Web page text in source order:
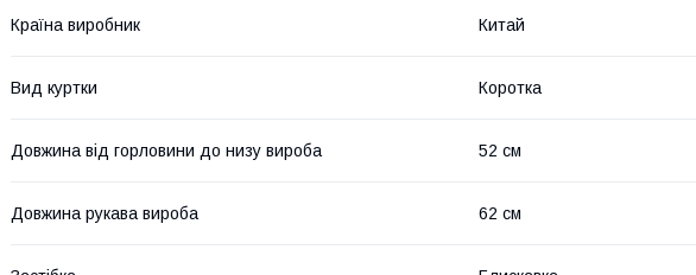
Країна виробник Китай
Вид куртки Коротка
Довжина від горловини до низу вироба 52 см
Довжина рукава вироба 62 см